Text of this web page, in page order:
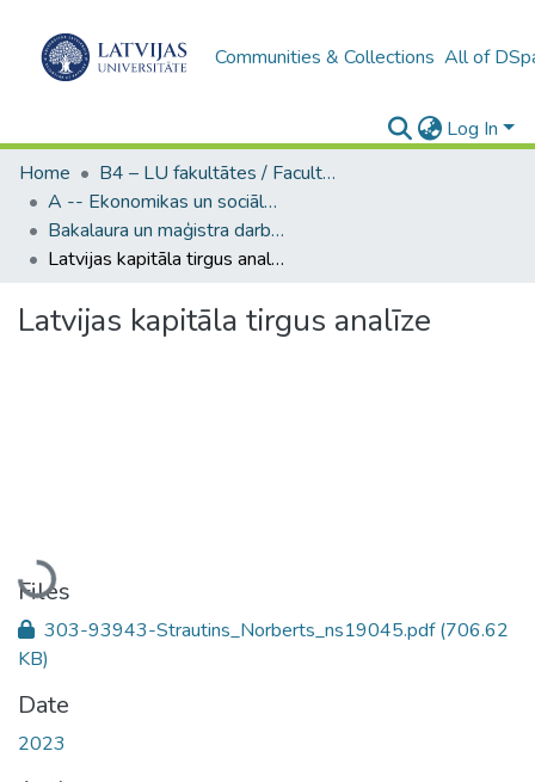
Communities & Collections All of
Log In
Home
B4 – LU fakultātes / Faculties of the UL
A -- Ekonomikas un sociālo zinātņu fakultāte / Faculty of Economics and Social Sciences
Bakalaura un maģistra darbi (ESZF) / Bachelor's and Master's theses
Latvijas kapitāla tirgus analīze
Latvijas kapitāla tirgus analīze
Loading...
Files
303-93943-Strautins_Norberts_ns19045.pdf(706.62
KB)
Date
2023